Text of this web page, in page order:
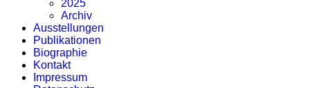
2025
Archiv
Ausstellungen
Publikationen
Biographie
Kontakt
Impressum